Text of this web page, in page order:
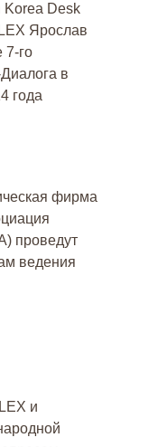
Korea Desk
Ярослав
7-го
в
года
фирма
проведут
ведения
и